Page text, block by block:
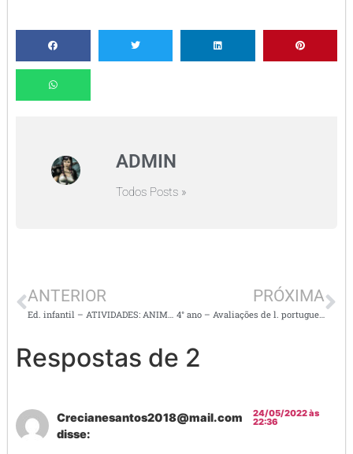
ADMIN
Todos Posts »
ANTERIOR
Ed. infantil – ATIVIDADES: ANIMAIS VERTEBRADOS E INVERTEBRADOS
PRÓXIMA
4° ano – Avaliações de l. portuguesa, matemática, ciências, geografia e história
Respostas de 2
Crecianesantos2018@mail.com
disse:
24/05/2022 às
22:36